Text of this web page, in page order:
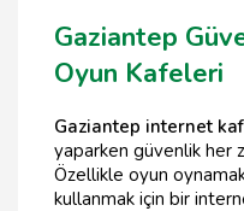
Gaziantep
Oyun Kafeleri
Gaziantep internet
yaparken güvenlik her
Özellikle oyun
kullanmak için bir